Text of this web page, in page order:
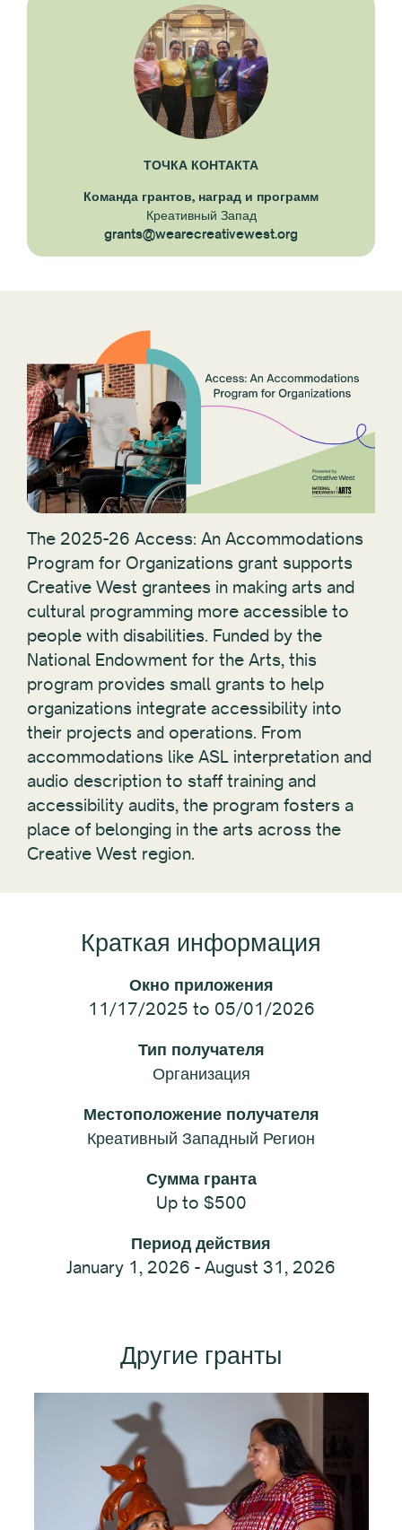
ТОЧКА КОНТАКТА
Команда грантов, наград и программ
Креативный Запад
grants@wearecreativewest.org
The 2025-26 Access: An Accommodations
Program for Organizations grant supports
Creative West grantees in making arts and
cultural programming more accessible to
people with disabilities. Funded by the
National Endowment for the Arts, this
program provides small grants to help
organizations integrate accessibility into
their projects and operations. From
accommodations like ASL interpretation and
audio description to staff training and
accessibility audits, the program fosters a
place of belonging in the arts across the
Creative West region.
Краткая информация
Окно приложения
11/17/2025 to 05/01/2026
Тип получателя
Организация
Местоположение получателя
Креативный Западный Регион
Сумма гранта
Up to $500
Период действия
January 1, 2026 - August 31, 2026
Другие гранты